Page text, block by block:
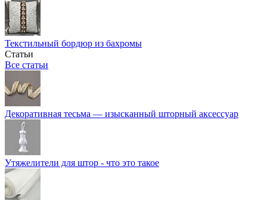
Текстильный бордюр из бахромы
Статьи
Все статьи
Декоративная тесьма — изысканный шторный аксессуар
Утяжелители для штор - что это такое